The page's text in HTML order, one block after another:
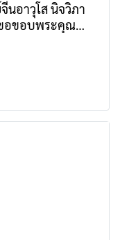
นอาวุโส นิจวิภา
ขอขอบพระคุณ
และการถ่ายทอด